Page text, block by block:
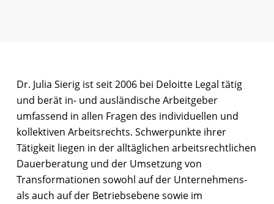
Dr. Julia Sierig ist seit 2006 bei Deloitte Legal tätig
und berät in- und ausländische Arbeitgeber
umfassend in allen Fragen des individuellen und
kollektiven Arbeitsrechts. Schwerpunkte ihrer
Tätigkeit liegen in der alltäglichen arbeitsrechtlichen
Dauerberatung und der Umsetzung von
Transformationen sowohl auf der Unternehmens-
als auch auf der Betriebsebene sowie im